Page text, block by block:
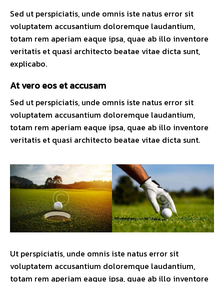
Sed ut perspiciatis, unde omnis iste natus error sit
voluptatem accusantium doloremque laudantium,
totam rem aperiam eaque ipsa, quae ab illo inventore
veritatis et quasi architecto beatae vitae dicta sunt,
explicabo.
At vero eos et accusam
Sed ut perspiciatis, unde omnis iste natus error sit
voluptatem accusantium doloremque laudantium,
totam rem aperiam eaque ipsa, quae ab illo inventore
veritatis et quasi architecto beatae vitae dicta sunt.
Ut perspiciatis, unde omnis iste natus error sit
voluptatem accusantium doloremque laudantium,
totam rem aperiam eaque ipsa, quae ab illo inventore